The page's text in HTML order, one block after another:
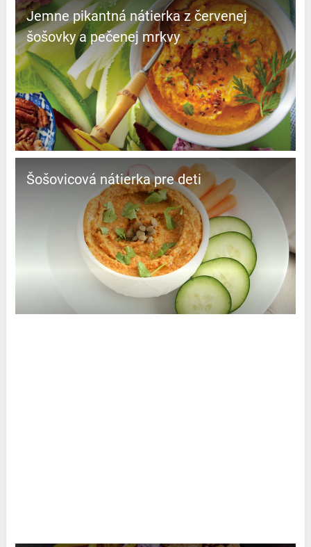
Jemne pikantná nátierka z červenej
šošovky a pečenej mrkvy
Šošovicová nátierka pre deti